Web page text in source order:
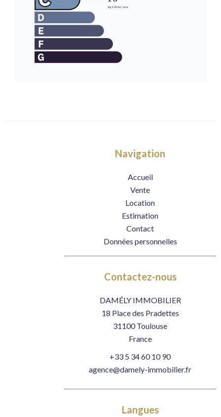
Navigation
Accueil
Vente
Location
Estimation
Contact
Données personnelles
Contactez-nous
DAMÉLY IMMOBILIER
18 Place des Pradettes
31100Toulouse
France
+33 5 34 60 10 90
agence@damely-immobilier.fr
Langues